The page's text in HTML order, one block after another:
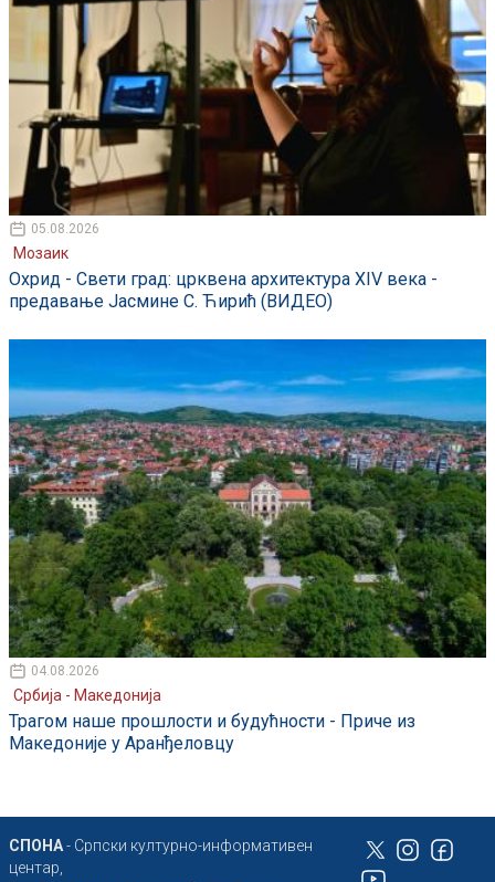
05.08.2026
Мозаик
Охрид - Свети град: црквена архитектура XIV века -
предавање Јасмине С. Ћирић (ВИДЕО)
04.08.2026
Србија - Македонија
Трагом наше прошлости и будућности - Приче из
Македоније у Аранђеловцу
СПОНА- Српски културно-информативен
центар,